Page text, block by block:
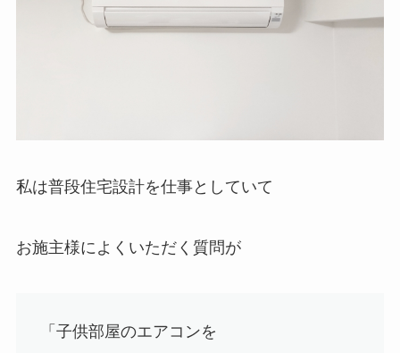
私は普段住宅設計を仕事としていて
お施主様によくいただく質問が
「子供部屋のエアコンを